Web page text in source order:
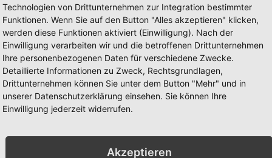
Inkl. 19%
Fahne/
x 250cm
Technologien von Drittunternehmen zur Integration bestimmter
Funktionen. Wenn Sie auf den Button "Alles akzeptieren" klicken,
werden diese Funktionen aktiviert (Einwilligung). Nach der
Einwilligung verarbeiten wir und die betroffenen Drittunternehmen
Ihre personenbezogenen Daten für verschiedene Zwecke.
Detaillierte Informationen zu Zweck, Rechtsgrundlagen,
Drittunternehmen können Sie unter dem Button "Mehr" und in
unserer Datenschutzerklärung einsehen. Sie können Ihre
Einwilligung jederzeit widerrufen.
Akzeptieren